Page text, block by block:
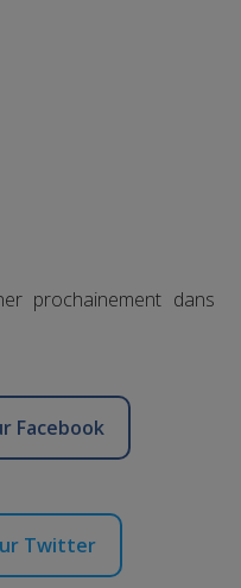
prochainement dans
Facebook
Twitter